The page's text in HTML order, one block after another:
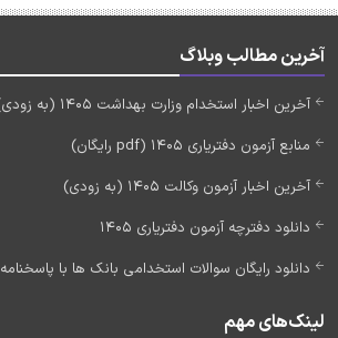
آخرین مطالب وبلاگ
آخرین اخبار استخدام وزارت بهداشت 1405 (به زودی)
منابع آزمون دفتریاری 1405 (pdf رایگان)
آخرین اخبار آزمون وکالت 1405 (به زودی)
دانلود دفترچه آزمون دفتریاری 1405
دانلود رایگان سوالات استخدامی بانک ها با پاسخنامه
لینک‌های مهم